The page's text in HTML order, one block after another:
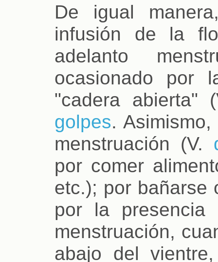
De igual
infusión de la
adelanto
ocasionado por
"cadera abierta"
golpes.
menstruación (V.
por comer
etc.); por bañarse
por la
menstruación,
abajo del